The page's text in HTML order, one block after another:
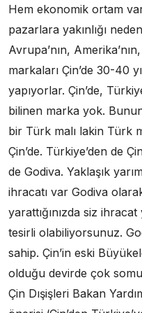
Hem ekonomik ortam
pazarlara yakınlığı
Avrupa’nın,
markaları Çin’de 30-40
yapıyorlar. Çin’de,
bilinen marka yok.
bir Türk malı lakin Türk
Çin’de. Türkiye’den de
de Godiva. Yaklaşık
ihracatı var Godiva
yarattığınızda siz
tesirli olabiliyorsunuz.
sahip. Çin’in eski
olduğu devirde çok
Çin Dışişleri Bakan